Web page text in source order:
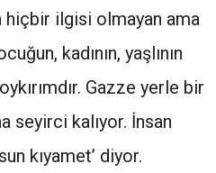
hiçbir ilgisi olmayan ama
kadının, yaşlının
Gazze yerle bir
seyirci kalıyor. İnsan
kıyamet’ diyor.